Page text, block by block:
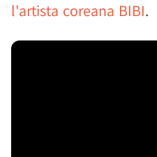
l'artista coreana BIBI.